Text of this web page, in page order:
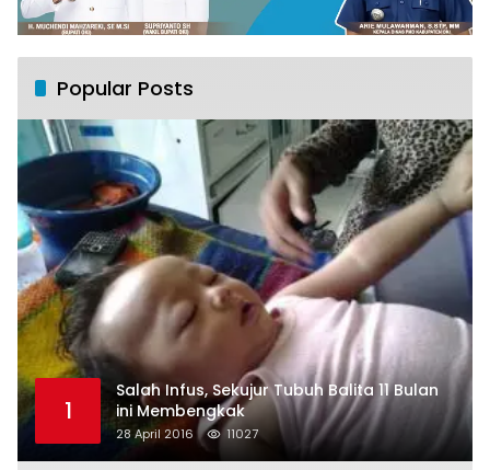
Popular Posts
1
Salah Infus, Sekujur Tubuh Balita 11 Bulan
ini Membengkak
28 April 2016 11027